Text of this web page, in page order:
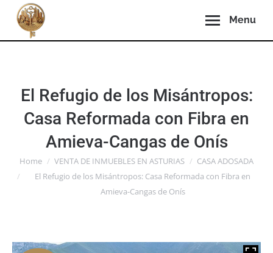
Menu
El Refugio de los Misántropos:
Casa Reformada con Fibra en
Amieva-Cangas de Onís
You are here:
Home VENTA DE INMUEBLES EN ASTURIAS
CASA ADOSADA
El Refugio de los Misántropos: Casa Reformada con Fibra en
Amieva-Cangas de Onís